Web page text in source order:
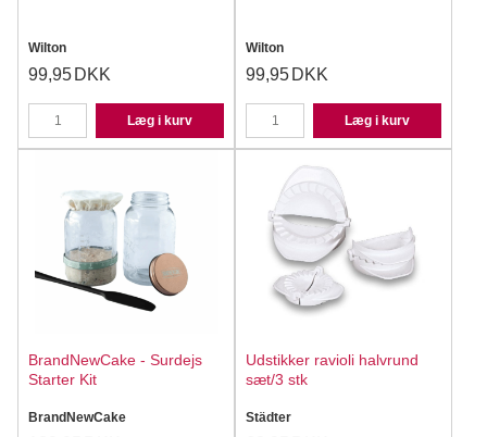
Wilton
99,95 DKK
Læg i kurv
Wilton
99,95 DKK
Læg i kurv
BrandNewCake - Surdejs
Starter Kit
BrandNewCake
Udstikker ravioli halvrund
sæt/3 stk
Städter